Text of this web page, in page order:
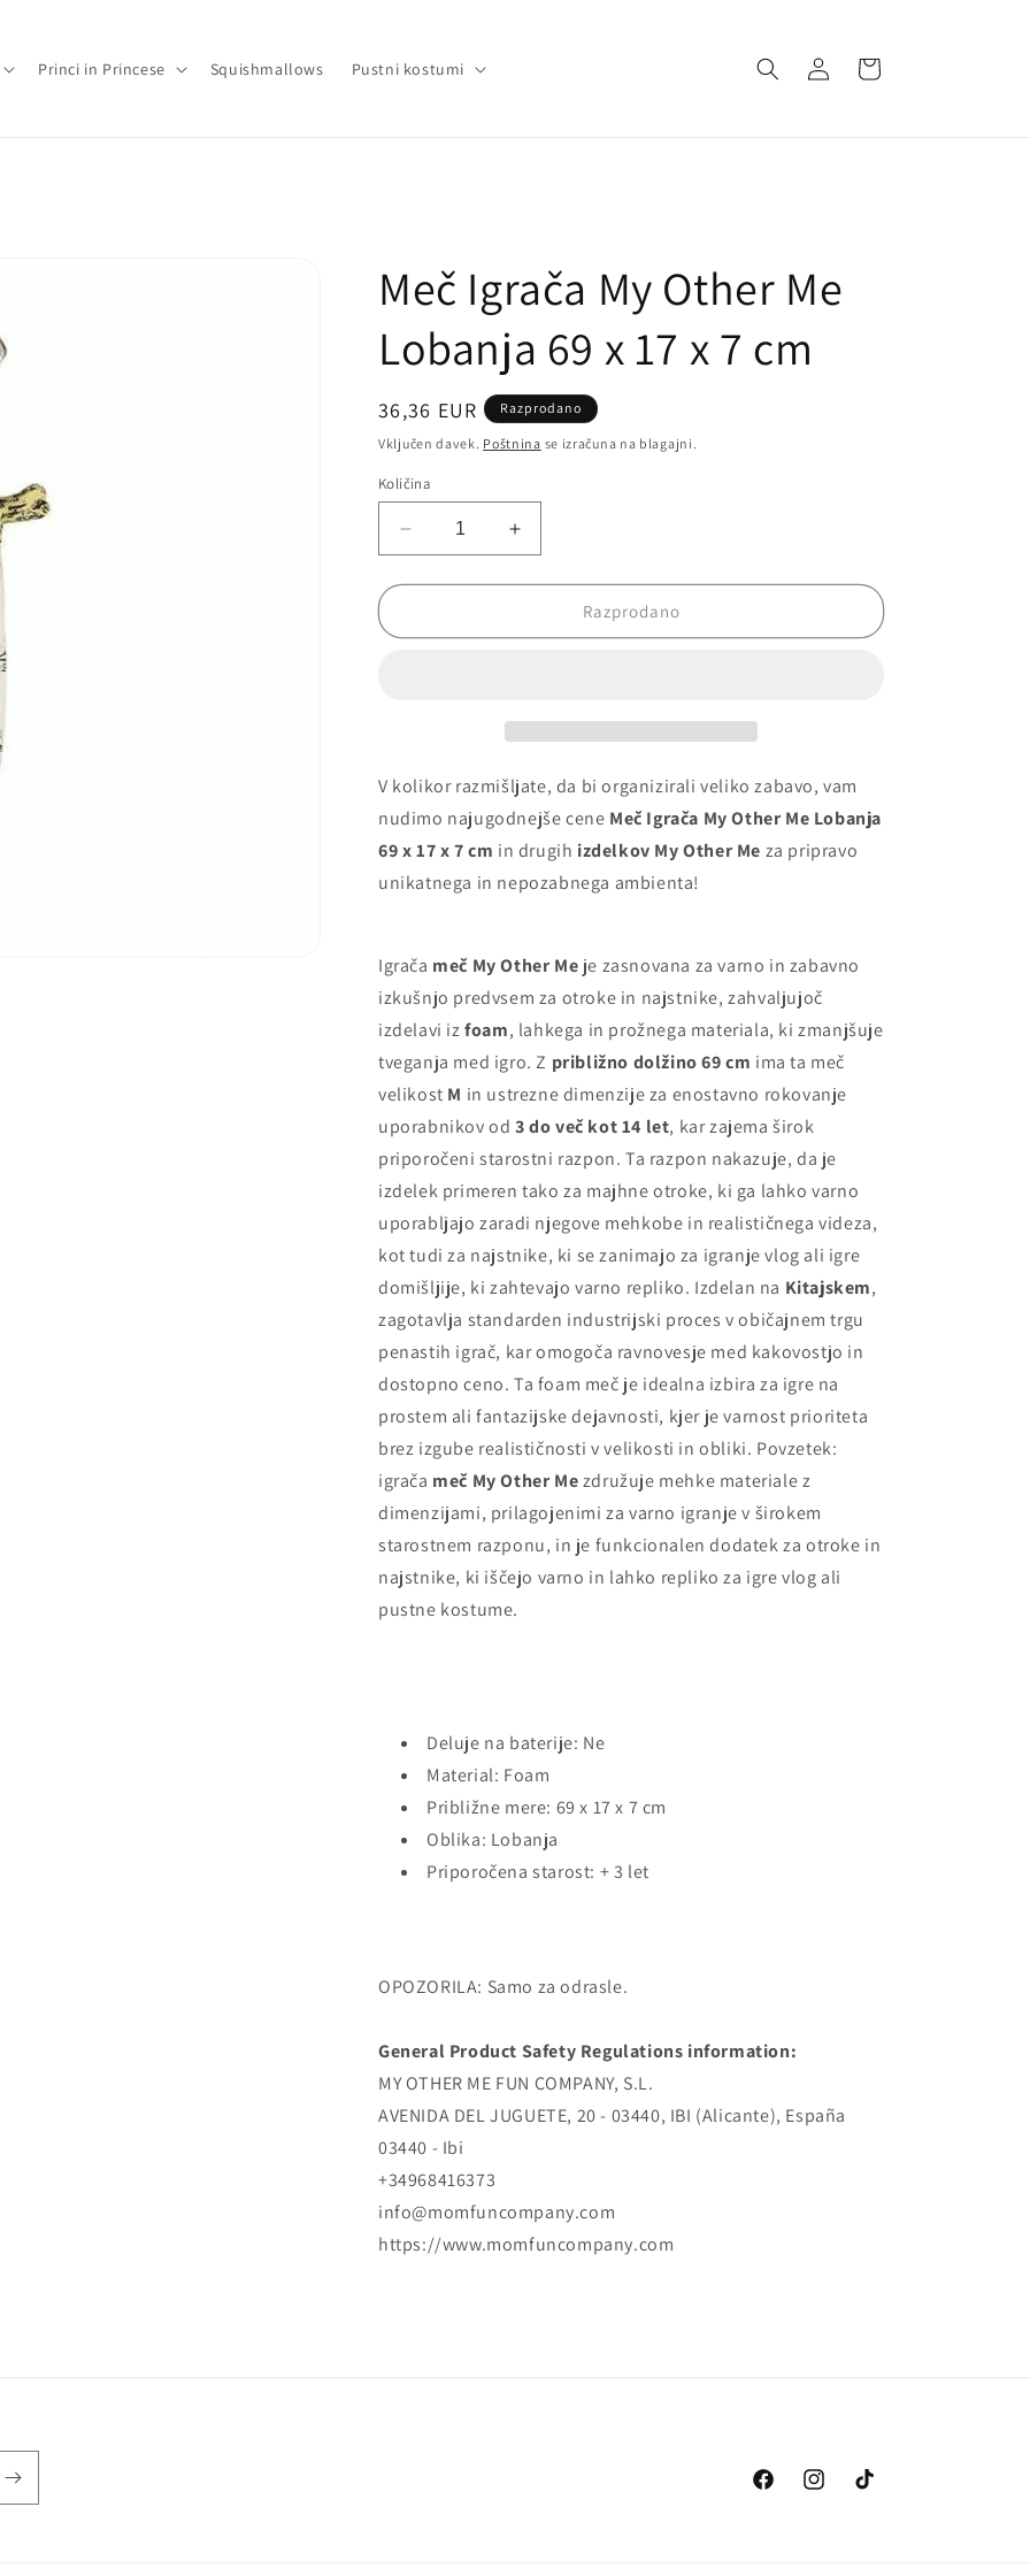
Princi in Princese Squishmallows Pustni kostumi
se
Košarica
Meč Igrača My Other Me
Lobanja 69 x 17 x 7 cm
Običajna
cena
36,36 EUR Razprodano
Vključen davek. Poštnina se izračuna na blagajni.
Količina
Zmanjšaj
količino
za
Igrača
x
x
7
cm
Povečaj
količino
za
Igrača
x
17
x
7
cm
Razprodano
V kolikor razmišljate, da bi organizirali veliko zabavo, vam
nudimo najugodnejše cene Meč Igrača My Other Me Lobanja
69 x 17 x 7 cm in drugih izdelkov My Other Me za pripravo
unikatnega in nepozabnega ambienta!
Igrača meč My Other Me je zasnovana za varno in zabavno
izkušnjo predvsem za otroke in najstnike, zahvaljujoč
izdelavi izfoam, lahkega in prožnega materiala, ki zmanjšuje
tveganja med igro. Z približno dolžino 69 cm ima ta meč
velikost M in ustrezne dimenzije za enostavno rokovanje
uporabnikov od 3 do več kot 14 let, kar zajema širok
priporočeni starostni razpon. Ta razpon nakazuje, da je
izdelek primeren tako za majhne otroke, ki ga lahko varno
uporabljajo zaradi njegove mehkobe in realističnega videza,
kot tudi za najstnike, ki se zanimajo za igranje vlog ali igre
domišljije, ki zahtevajo varno repliko. Izdelan na Kitajskem,
zagotavlja standarden industrijski proces v običajnem trgu
penastih igrač, kar omogoča ravnovesje med kakovostjo in
dostopno ceno. Ta foam meč je idealna izbira za igre na
prostem ali fantazijske dejavnosti, kjer je varnost prioriteta
brez izgube realističnosti v velikosti in obliki. Povzetek:
igrača meč My Other Mezdružuje mehke materiale z
dimenzijami, prilagojenimi za varno igranje v širokem
starostnem razponu, in je funkcionalen dodatek za otroke in
najstnike, ki iščejo varno in lahko repliko za igre vlog ali
pustne kostume.
Deluje na baterije: Ne
Material: Foam
Približne mere: 69 x 17 x 7 cm
Oblika: Lobanja
Priporočena starost: + 3 let
OPOZORILA: Samo za odrasle.
General Product Safety Regulations information:
MY OTHER ME FUN COMPANY, S.L.
AVENIDA DEL JUGUETE, 20 - 03440, IBI (Alicante), España
03440 - Ibi
+34968416373
info@momfuncompany.com
https://www.momfuncompany.com